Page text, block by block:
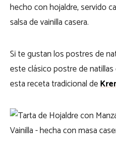
hecho con hojaldre, servido
salsa de vainilla casera.
Si te gustan los postres de
este clásico postre de
esta receta tradicional de